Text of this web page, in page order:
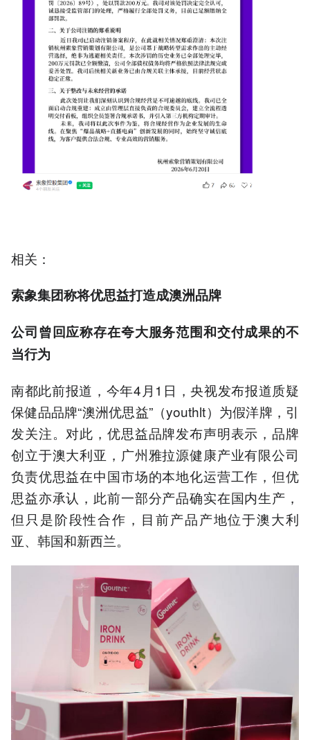
相关：
索象集团称将优思益打造成澳洲品牌
公司曾回应称存在夸大服务范围和交付成果的不
当行为
南都此前报道，今年4月1日，央视发布报道质疑
保健品品牌“澳洲优思益”（youthlt）为假洋牌，引
发关注。对此，优思益品牌发布声明表示，品牌
创立于澳大利亚，广州雅拉源健康产业有限公司
负责优思益在中国市场的本地化运营工作，但优
思益亦承认，此前一部分产品确实在国内生产，
但只是阶段性合作，目前产品产地位于澳大利
亚、韩国和新西兰。